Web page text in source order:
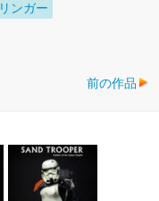
ンガー
前の作品